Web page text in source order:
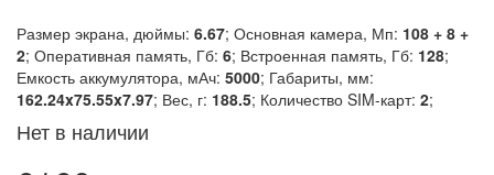
Размер экрана, дюймы: 6.67; Основная камера, Мп: 108 + 8 +
2; Оперативная память, Гб: 6; Встроенная память, Гб: 128;
Емкость аккумулятора, мАч: 5000; Габариты, мм:
162.24x75.55x7.97; Вес, г: 188.5; Количество SIM-карт: 2;
Нет в наличии